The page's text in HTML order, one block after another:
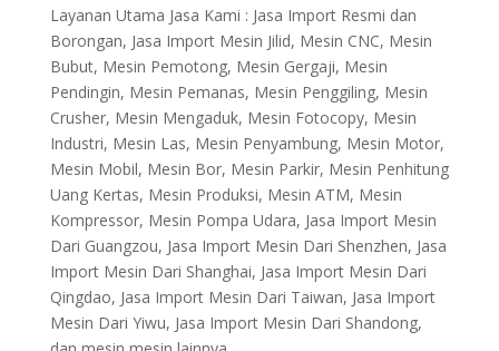
Layanan Utama Jasa Kami : Jasa Import Resmi dan
Borongan, Jasa Import Mesin Jilid, Mesin CNC, Mesin
Bubut, Mesin Pemotong, Mesin Gergaji, Mesin
Pendingin, Mesin Pemanas, Mesin Penggiling, Mesin
Crusher, Mesin Mengaduk, Mesin Fotocopy, Mesin
Industri, Mesin Las, Mesin Penyambung, Mesin Motor,
Mesin Mobil, Mesin Bor, Mesin Parkir, Mesin Penhitung
Uang Kertas, Mesin Produksi, Mesin ATM, Mesin
Kompressor, Mesin Pompa Udara, Jasa Import Mesin
Dari Guangzou, Jasa Import Mesin Dari Shenzhen, Jasa
Import Mesin Dari Shanghai, Jasa Import Mesin Dari
Qingdao, Jasa Import Mesin Dari Taiwan, Jasa Import
Mesin Dari Yiwu, Jasa Import Mesin Dari Shandong,